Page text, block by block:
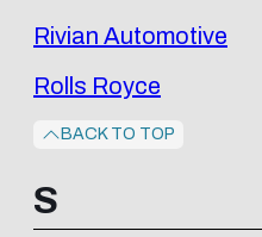
Rivian Automotive
Rolls Royce
BACK TO TOP
S